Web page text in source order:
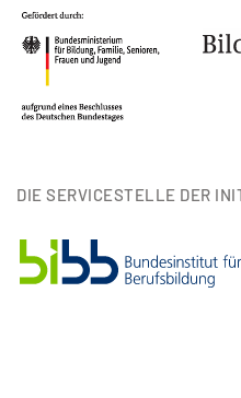
DIE SERVICESTELLE DER